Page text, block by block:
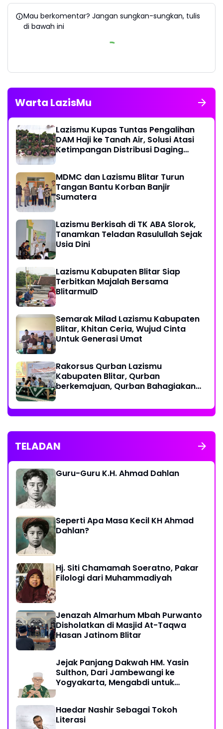
Mau berkomentar? Jangan sungkan-sungkan, tulis
di bawah ini
Warta LazisMu
Lazismu Kupas Tuntas Pengalihan
DAM Haji ke Tanah Air, Solusi Atasi
Ketimpangan Distribusi Daging
MDMC dan Lazismu Blitar Turun
Tangan Bantu Korban Banjir
Sumatera
Lazismu Berkisah di TK ABA Slorok,
Tanamkan Teladan Rasulullah Sejak
Usia Dini
Lazismu Kabupaten Blitar Siap
Terbitkan Majalah Bersama
BlitarmuID
Semarak Milad Lazismu Kabupaten
Blitar, Khitan Ceria, Wujud Cinta
Untuk Generasi Umat
‎Rakorsus Qurban Lazismu
Kabupaten Blitar, Qurban
berkemajuan, Qurban Bahagiakan
TELADAN
Guru-Guru K.H. Ahmad Dahlan
Seperti Apa Masa Kecil KH Ahmad
Dahlan?
Hj. Siti Chamamah Soeratno, Pakar
Filologi dari Muhammadiyah
Jenazah Almarhum Mbah Purwanto
Disholatkan di Masjid At-Taqwa
Hasan Jatinom Blitar
Jejak Panjang Dakwah HM. Yasin
Sulthon, Dari Jambewangi ke
Yogyakarta, Mengabdi untuk
Haedar Nashir Sebagai Tokoh
Literasi